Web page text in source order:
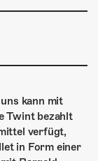
kann mit
Twint bezahlt
verfügt,
in Form einer